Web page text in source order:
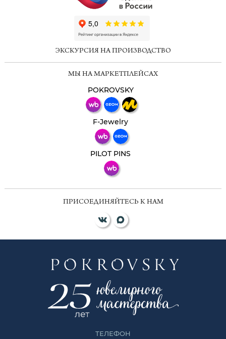
ЭКСКУРСИЯ НА ПРОИЗВОДСТВО
МЫ НА МАРКЕТПЛЕЙСАХ
POKROVSKY
F-Jewelry
PILOT PINS
ПРИСОЕДИНЯЙТЕСЬ К НАМ
ТЕЛЕФОН